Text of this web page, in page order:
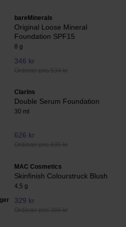
bareMinerals
Original Loose Mineral
Foundation SPF15
8 g
346 kr
Ordinær pris 534 kr
Clarins
Double Serum Foundation
30 ml
626 kr
Ordinær pris 695 kr
MAC Cosmetics
Skinfinish Colourstruck Blush
4,5 g
329 kr
Ordinær pris 365 kr